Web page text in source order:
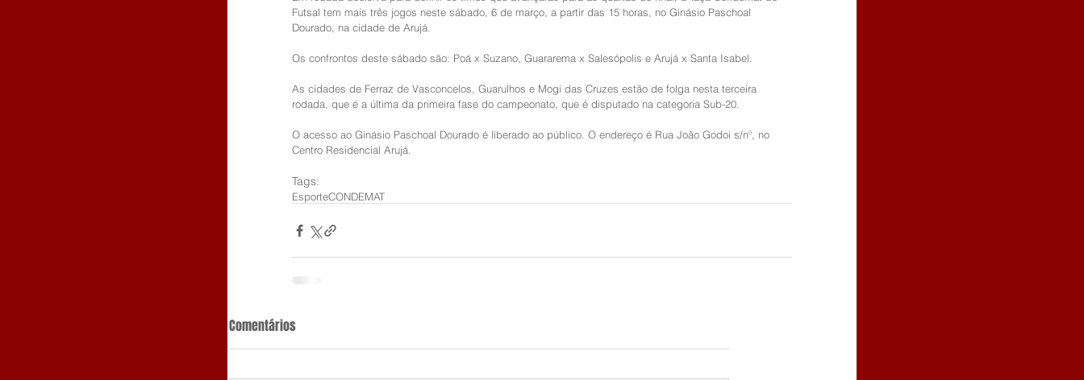
Futsal tem mais três jogos neste sábado, 6 de março, a partir das 15 horas, no Ginásio Paschoal
Dourado, na cidade de Arujá.
Os confrontos deste sábado são: Poá x Suzano, Guararema x Salesópolis e Arujá x Santa Isabel.
As cidades de Ferraz de Vasconcelos, Guarulhos e Mogi das Cruzes estão de folga nesta terceira
rodada, que é a última da primeira fase do campeonato, que é disputado na categoria Sub-20.
O acesso ao Ginásio Paschoal Dourado é liberado ao público. O endereço é Rua João Godoi s/nº, no
Centro Residencial Arujá.
Tags:
EsporteCONDEMAT
Comentários